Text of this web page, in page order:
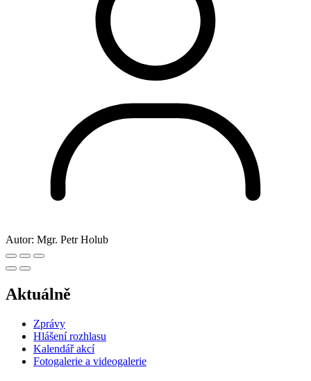
Autor: Mgr. Petr Holub
Aktuálně
Zprávy
Hlášení rozhlasu
Kalendář akcí
Fotogalerie a videogalerie